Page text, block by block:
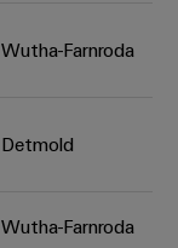
Wutha-Farnroda
Detmold
Wutha-Farnroda